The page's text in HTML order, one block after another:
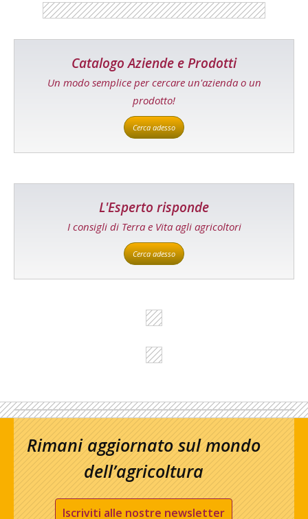
Catalogo Aziende e Prodotti
Un modo semplice per cercare un'azienda o un
prodotto!
Cerca adesso
L'Esperto risponde
I consigli di Terra e Vita agli agricoltori
Cerca adesso
Rimani aggiornato sul mondo
dell’agricoltura
Iscriviti alle nostre newsletter